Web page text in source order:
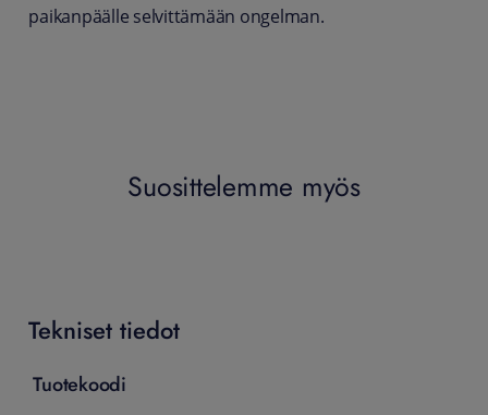
paikanpäälle selvittämään ongelman.
Suosittelemme myös
Tekniset tiedot
Tuotekoodi